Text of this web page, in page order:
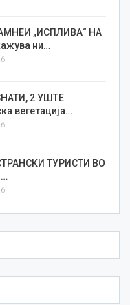
„ИСПЛИВА“ НА
ни…
2 УШТЕ
вегетација…
ТУРИСТИ ВО